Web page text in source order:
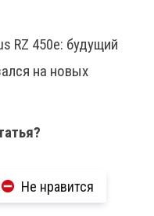
RZ 450e: будущий
на новых
Не нравится